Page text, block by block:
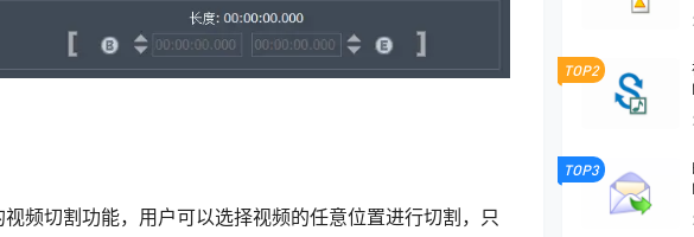
频切割功能，用户可以选择视频的任意位置进行切割，只
TOP2
TOP3